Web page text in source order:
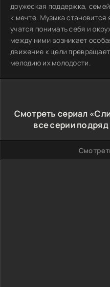
дружеская поддержка,
к мечте. Музыка становится
учатся понимать себя и
между ними возникает
движение к цели
мелодию их молодости.
Смотреть сериал
все серии